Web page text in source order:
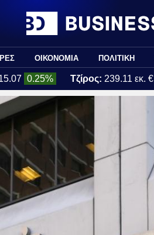
ΟΙΚΟΝΟΜΙΑ ΠΟΛΙΤΙΚΗ
0.25% Τζίρος: 239.11 εκ. €